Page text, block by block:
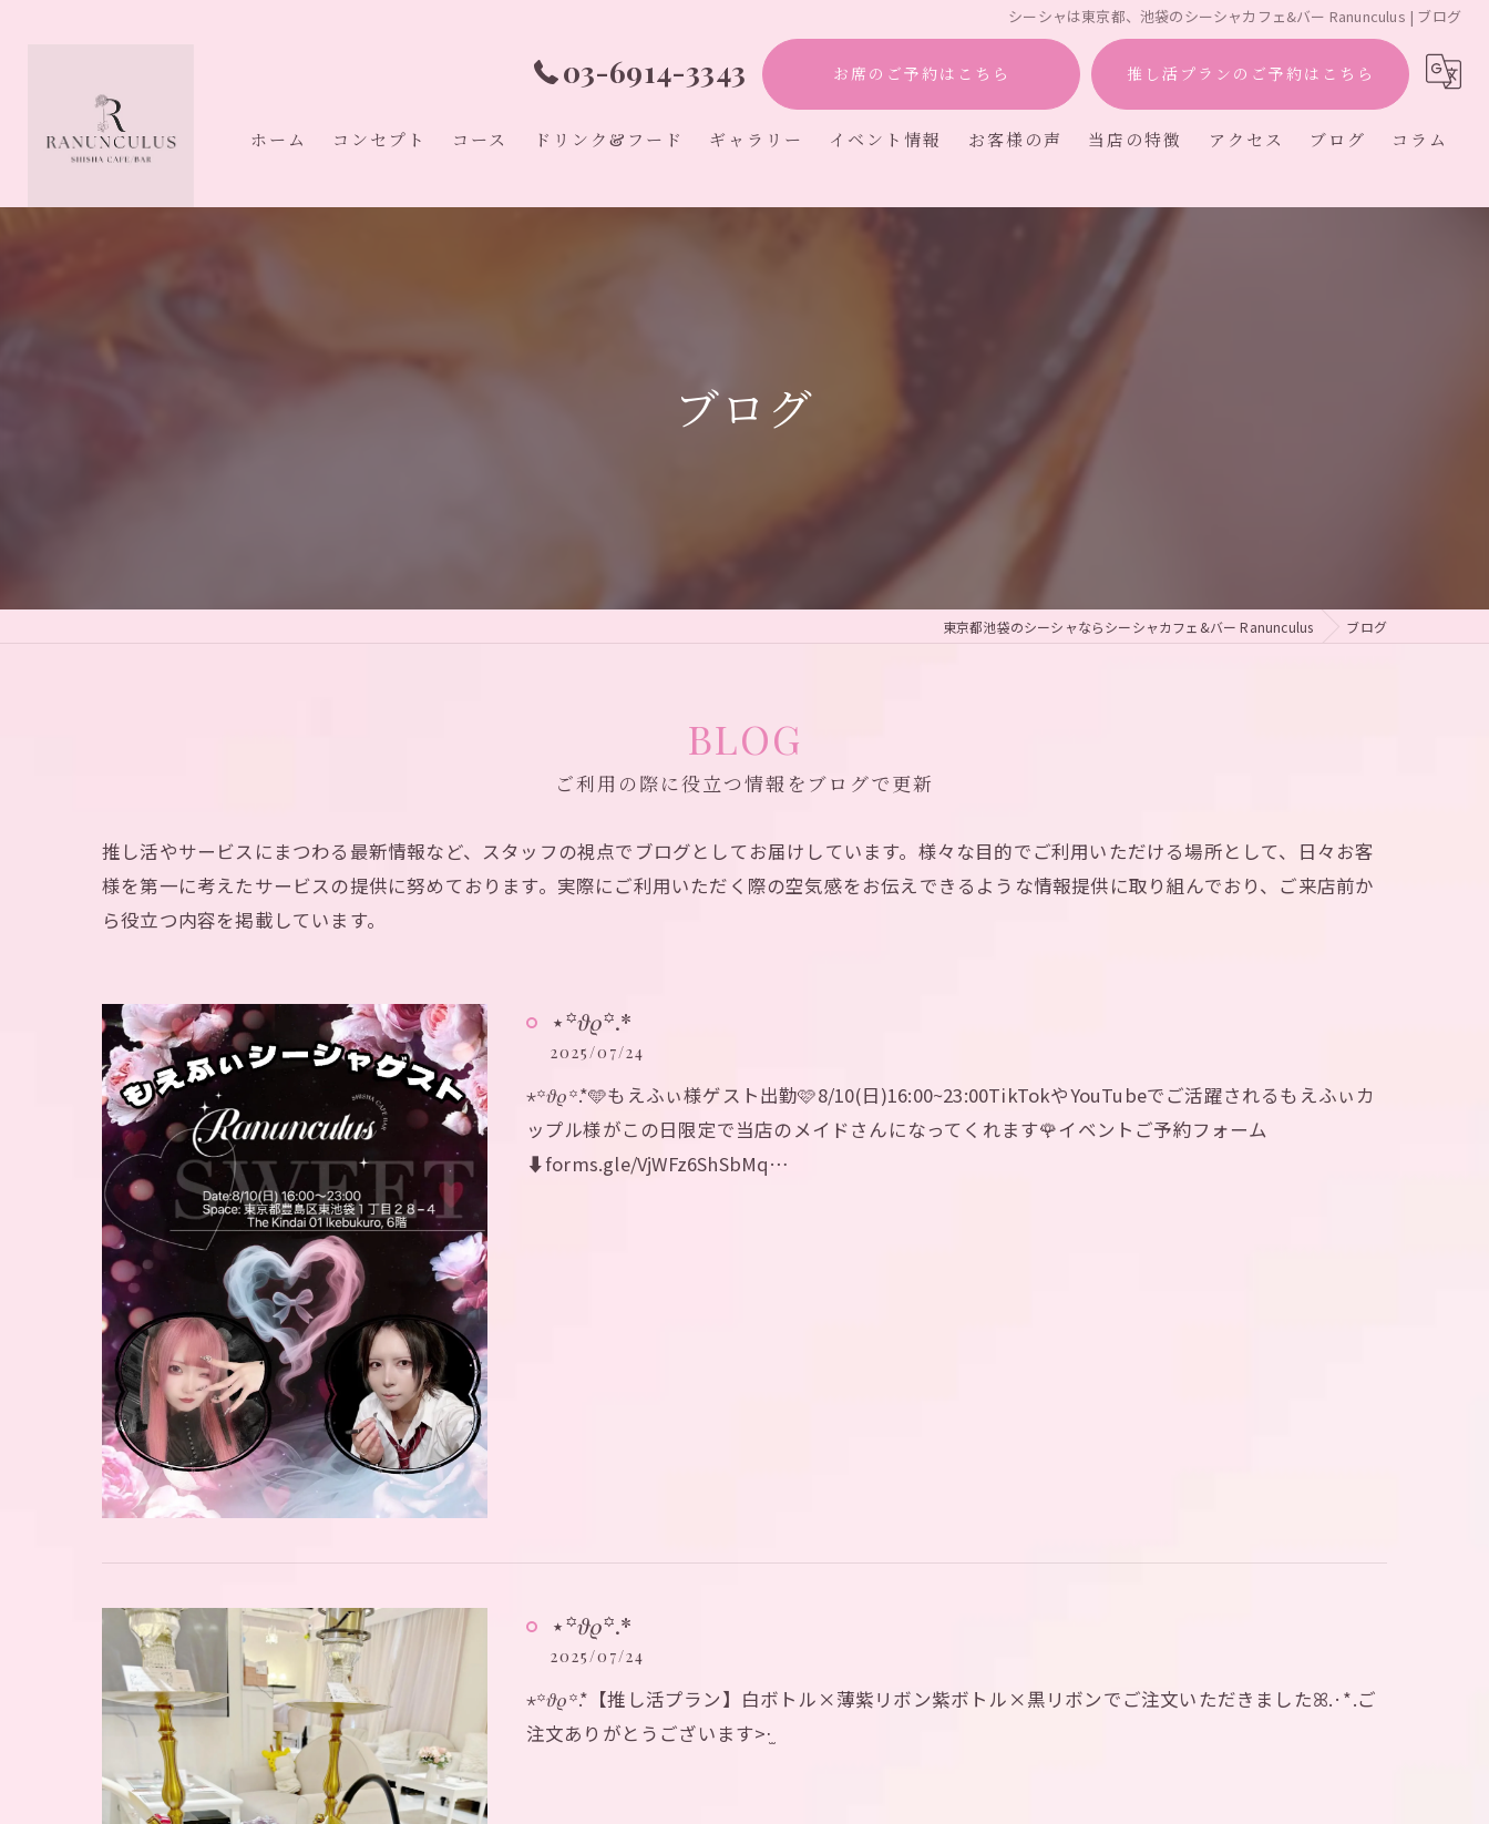
シーシャは東京都、池袋のシーシャカフェ&バー Ranunculus | ブログ
03-6914-3343 お席のご予約はこちら 推し活プランのご予約はこちら
ホーム コンセプト コース ドリンク&フード ギャラリー イベント情報 お客様の声 当店の特徴
アフタヌーンティー アクセス ブログ コラム
ブログ
東京都池袋のシーシャならシーシャカフェ&バー Ranunculus ブログ
BLOG
ご利用の際に役立つ情報をブログで更新
推し活やサービスにまつわる最新情報など、スタッフの視点でブログとしてお届けしています。様々な目的でご利用いただける場所として、日々お客
様を第一に考えたサービスの提供に努めております。実際にご利用いただく際の空気感をお伝えできるような情報提供に取り組んでおり、ご来店前か
ら役立つ内容を掲載しています。
⋆꙳𝜗𝜚꙳.*‬
2025/07/24
⋆꙳𝜗𝜚꙳.*‬🩵もえふぃ様ゲスト出勤🩷8/10(日)16:00~23:00TikTokやYouTubeでご活躍されるもえふぃカ
ップル様がこの日限定で当店のメイドさんになってくれます🌹イベントご予約フォーム
⬇️forms.gle/VjWFz6ShSbMq…
⋆꙳𝜗𝜚꙳.*‬
2025/07/24
⋆꙳𝜗𝜚꙳.*‬【推し活プラン】白ボトル×薄紫リボン紫ボトル×黒リボンでご注文いただきましたꕤ.·*.ご
注文ありがとうございます>·̫